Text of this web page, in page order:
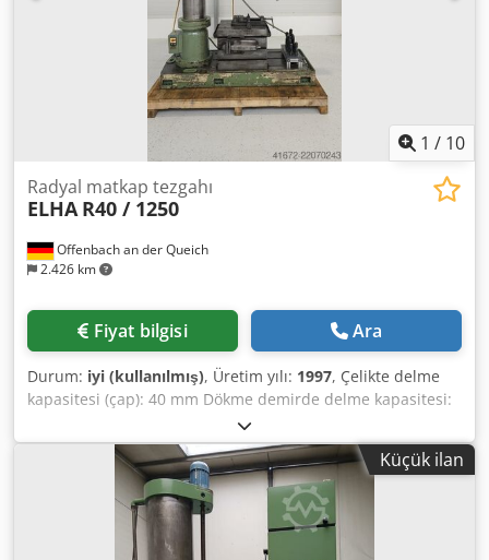
1 / 10
Offenbach an der Queich
2.426 km
Radyal matkap tezgahı
ELHA R40 / 1250
Fiyat bilgisi Ara
Durum: iyi (kullanılmış), Üretim yılı: 1997, Çelikte delme
kapasitesi (çap): 40 mm Dökme demirde delme kapasitesi:
60 mm Kolu uzunluğu: 1250 mm Devir hızı: 29-1700
dev/dak Morse konik: MK 5 Matkap mili hareketi: 310 mm
Çalışma gerilimi: 400 V Maks./min. delme yarıçapı: 425-
1400 mm Kolon çapı: 300 mm Dedpfx Aozbu Udsnyjkr
Matkap mili/iş yüzeyi mesafesi maks.: 300-1320 mm Kolun
dikey ayarı: 710 mm Taban plakası: 1200 x 640 mm Kol
Küçük ilan